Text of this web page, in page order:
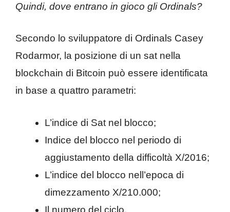
Quindi, dove entrano in gioco gli Ordinals?
Secondo lo sviluppatore di Ordinals Casey
Rodarmor, la posizione di un sat nella
blockchain di Bitcoin può essere identificata
in base a quattro parametri:
L’indice di Sat nel blocco;
Indice del blocco nel periodo di
aggiustamento della difficoltà X/2016;
L’indice del blocco nell’epoca di
dimezzamento X/210.000;
Il numero del ciclo.